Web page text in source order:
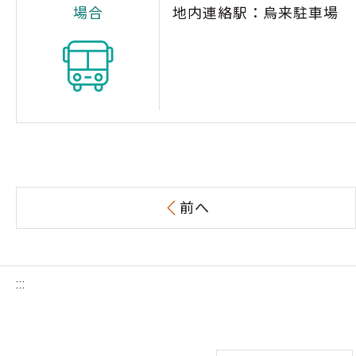
場合 地内連絡駅：烏来駐車場
前へ
:::